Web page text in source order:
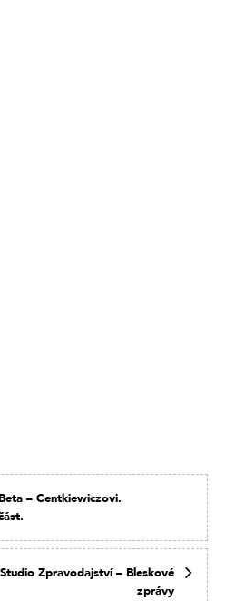
– Centkiewiczovi.
Zpravodajství – Bleskové
zprávy